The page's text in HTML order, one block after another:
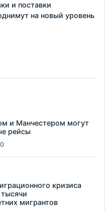
и поставки
на новый уровень
и Манчестером могут
рейсы
0
кризиса
мигрантов